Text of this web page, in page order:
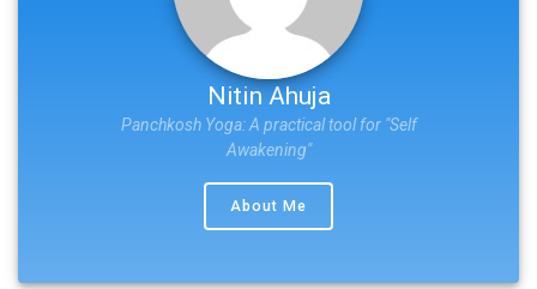
Nitin Ahuja
Panchkosh Yoga: A practical tool for "Self
Awakening"
About Me